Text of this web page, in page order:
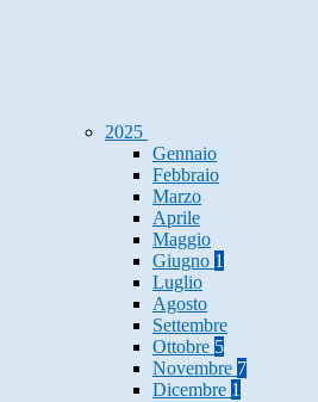
2025
Gennaio
Febbraio
Marzo
Aprile
Maggio
Giugno 1
Luglio
Agosto
Settembre
Ottobre 5
Novembre 7
Dicembre 1